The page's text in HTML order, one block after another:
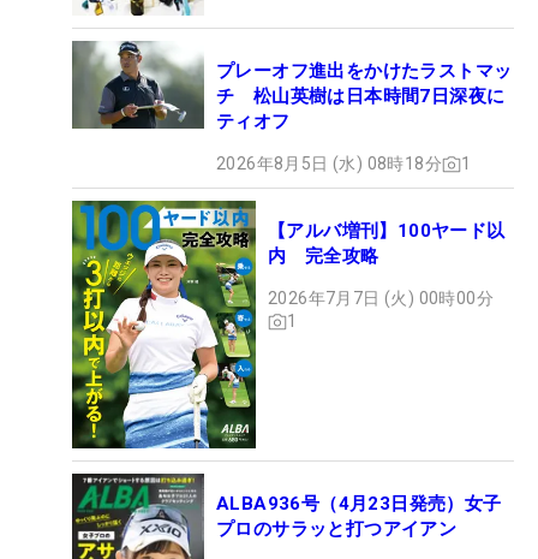
プレーオフ進出をかけたラストマッ
チ 松山英樹は日本時間7日深夜に
ティオフ
2026年8月5日 (水) 08時18分 1
【アルバ増刊】100ヤード以
内 完全攻略
2026年7月7日 (火) 00時00分
1
ALBA936号（4月23日発売）女子
プロのサラッと打つアイアン